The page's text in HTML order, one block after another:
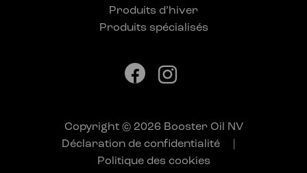
Produits d’hiver
Produits spécialisés
Copyright © 2026 Booster Oil NV
Déclaration de confidentialité
Politique des cookies